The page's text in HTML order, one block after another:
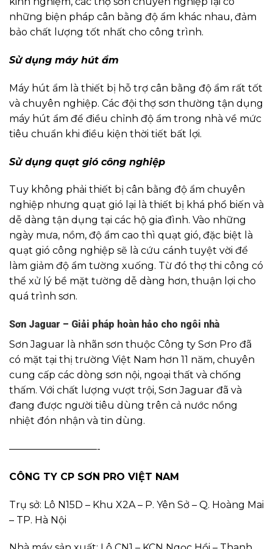
những biện pháp cân bằng độ ẩm khác nhau, đảm
bảo chất lượng tốt nhất cho công trình.
Sử dụng máy hút ẩm
Máy hút ẩm là thiết bị hỗ trợ cân bằng độ ẩm rất tốt
và chuyên nghiệp. Các đội thợ sơn thường tận dụng
máy hút ẩm để điều chỉnh độ ẩm trong nhà về mức
tiêu chuẩn khi điều kiện thời tiết bất lợi.
Sử dụng quạt gió công nghiệp
Tuy không phải thiết bị cân bằng độ ẩm chuyên
nghiệp nhưng quạt gió lại là thiết bị khá phổ biến và
dễ dàng tận dụng tại các hộ gia đình. Vào những
ngày mưa, nồm, độ ẩm cao thì quạt gió, đặc biệt là
quạt gió công nghiệp sẽ là cứu cánh tuyệt vời để
làm giảm độ ẩm tường xuống. Từ đó thợ thi công có
thể xử lý bề mặt tường dễ dàng hơn, thuận lợi cho
quá trình sơn.
Sơn Jaguar – Giải pháp hoàn hảo cho ngôi nhà
Sơn Jaguar là nhãn sơn thuộc Công ty Sơn Pro đã
có mặt tại thị trường Việt Nam hơn 11 năm, chuyên
cung cấp các dòng sơn nội, ngoại thất và chống
thấm. Với chất lượng vượt trội, Sơn Jaguar đã và
đang được người tiêu dùng trên cả nước nồng
nhiệt đón nhận và tin dùng.
—————————-
CÔNG TY CP SƠN PRO VIỆT NAM
Trụ sở: Lô N15D – Khu X2A – P. Yên Sở – Q. Hoàng Mai
– TP. Hà Nội